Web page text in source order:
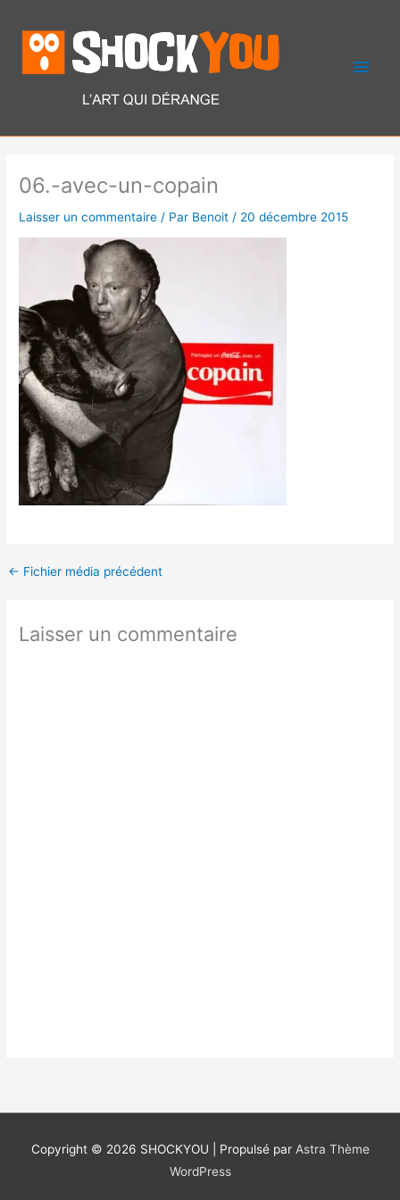
contenu
06.-avec-un-copain
Laisser un commentaire / Par Benoit / 20 décembre 2015
← Fichier média précédent
Laisser un commentaire
Copyright © 2026 SHOCKYOU | Propulsé par Astra Thème
WordPress